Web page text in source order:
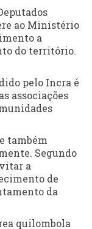
ao Ministério
a
do território.
pelo Incra é
associações
também
Segundo
a
de
da
quilombola